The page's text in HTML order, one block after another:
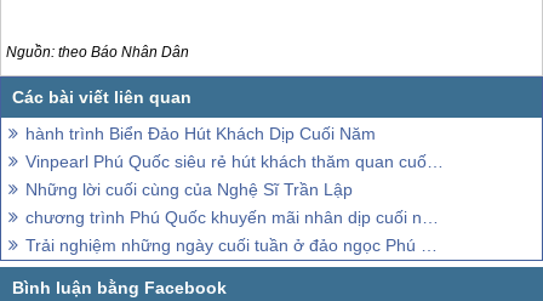
Nguồn: theo Báo Nhân Dân
hành trình Biển Đảo Hút Khách Dịp Cuối Năm
Vinpearl Phú Quốc siêu rẻ hút khách thăm quan cuối năm
Những lời cuối cùng của Nghệ Sĩ Trần Lập
chương trình Phú Quốc khuyến mãi nhân dịp cuối năm 2018 - đầu năm 2019
Trải nghiệm những ngày cuối tuần ở đảo ngọc Phú Quốc